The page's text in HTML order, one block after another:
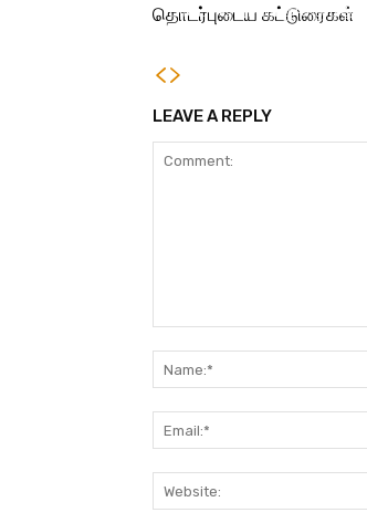
தொடர்புடைய கட்டுரைகள்
டாக்டர் வீ. ராமராஜுக்கு
முனைவர் பட்டம் (D.Sc.)
LEAVE A REPLY